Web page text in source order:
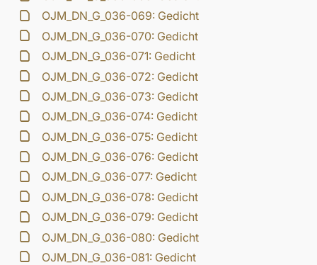
OJM_DN_G_036-069: Gedicht
OJM_DN_G_036-070: Gedicht
OJM_DN_G_036-071: Gedicht
OJM_DN_G_036-072: Gedicht
OJM_DN_G_036-073: Gedicht
OJM_DN_G_036-074: Gedicht
OJM_DN_G_036-075: Gedicht
OJM_DN_G_036-076: Gedicht
OJM_DN_G_036-077: Gedicht
OJM_DN_G_036-078: Gedicht
OJM_DN_G_036-079: Gedicht
OJM_DN_G_036-080: Gedicht
OJM_DN_G_036-081: Gedicht